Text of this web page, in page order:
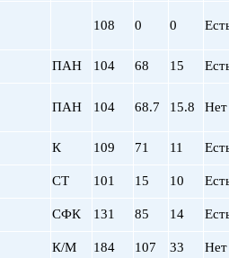
108 0 0
ПАН 104 68 15
ПАН 104 68.7 15.8 Нет
К 109 71 11
СТ 101 15 10
СФК 131 85 14
К/М 184 107 33 Нет